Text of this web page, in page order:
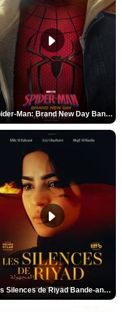
Spider-Man: Brand New Day Bande-annonce VO STFR
Les Silences de Riyad Bande-annonce VO STFR